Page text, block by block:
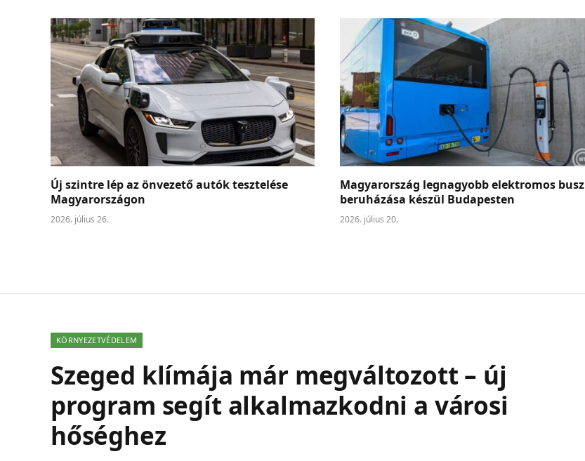
Új szintre lép az önvezető autók tesztelése
Magyarországon
2026. július 26.
Magyarország legnagyobb elektromos busz
beruházása készül Budapesten
2026. július 20.
KÖRNYEZETVÉDELEM
Szeged klímája már megváltozott – új
program segít alkalmazkodni a városi
hőséghez